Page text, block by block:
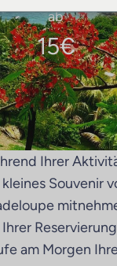
ab
15€
Ihrer
Souvenir
am Morgen